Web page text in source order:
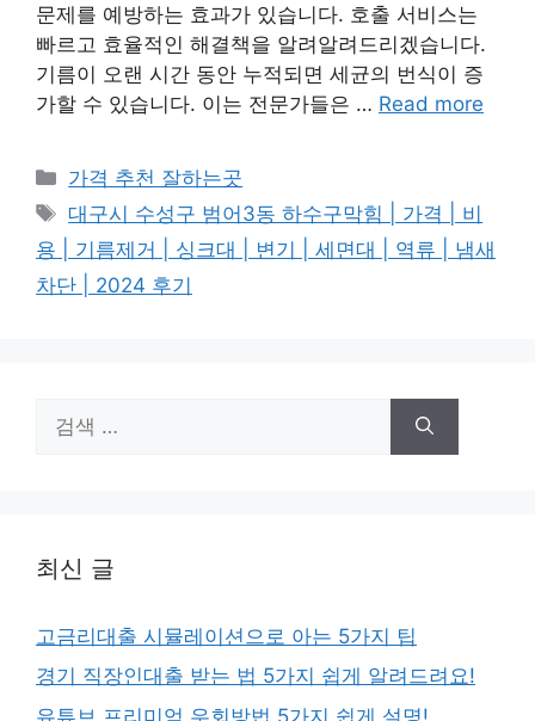
문제를 예방하는 효과가 있습니다. 호출 서비스는
빠르고 효율적인 해결책을 알려알려드리겠습니다.
기름이 오랜 시간 동안 누적되면 세균의 번식이 증
가할 수 있습니다. 이는 전문가들은 … Read more
카
테
고
리
가격 추천 잘하는곳
태
그
대구시 수성구 범어3동 하수구막힘 | 가격 | 비
용 | 기름제거 | 싱크대 | 변기 | 세면대 | 역류 | 냄새
차단 | 2024 후기
색:
최신 글
고금리대출 시뮬레이션으로 아는 5가지 팁
경기 직장인대출 받는 법 5가지 쉽게 알려드려요!
유튜브 프리미엄 우회방법 5가지 쉽게 설명!